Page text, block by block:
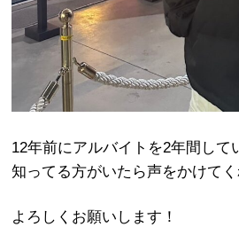
12年前にアルバイトを2年間して
知ってる方がいたら声をかけて
よろしくお願いします！